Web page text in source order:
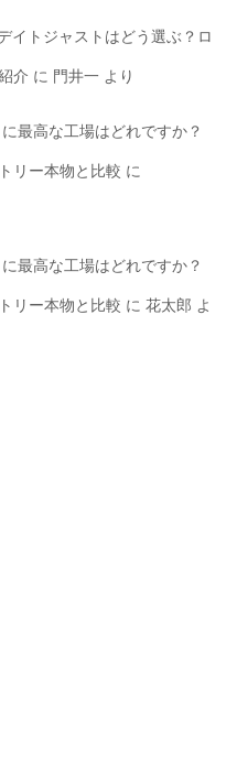
トジャストはどう選ぶ？ロ
介 に 門井一 より
高な工場はどれですか？
リー本物と比較 に
高な工場はどれですか？
リー本物と比較 に 花太郎 よ